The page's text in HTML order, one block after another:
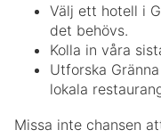
Välj ett hotell i
det behövs.
Kolla in våra
Utforska
lokala
Missa inte chansen